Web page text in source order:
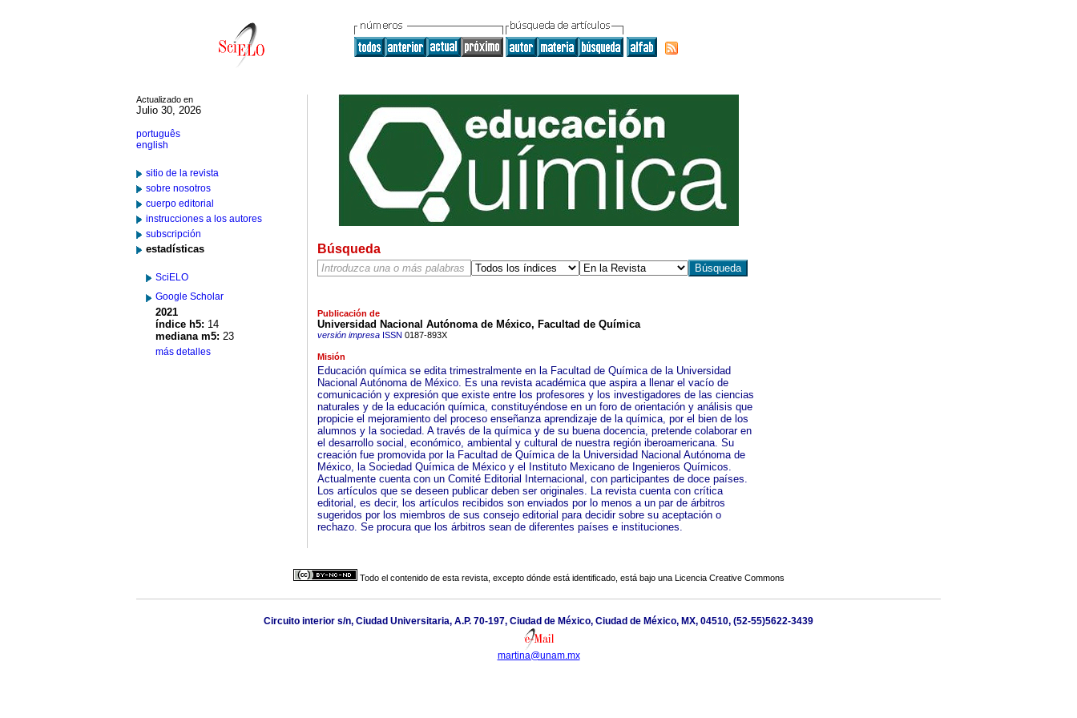
Actualizado en
Julio 30, 2026
português
english
sitio de la revista
sobre nosotros
cuerpo editorial
instrucciones a los autores
subscripción
estadísticas
SciELO
Google Scholar
2021
índice h5: 14
mediana m5: 23
más detalles
Búsqueda
Publicación de
Universidad Nacional Autónoma de México, Facultad de Química
versión impresaISSN 0187-893X
Misión
Educación química se edita trimestralmente en la Facultad de Química de la Universidad
Nacional Autónoma de México. Es una revista académica que aspira a llenar el vacío de
comunicación y expresión que existe entre los profesores y los investigadores de las ciencias
naturales y de la educación química, constituyéndose en un foro de orientación y análisis que
propicie el mejoramiento del proceso enseñanza aprendizaje de la química, por el bien de los
alumnos y la sociedad. A través de la química y de su buena docencia, pretende colaborar en
el desarrollo social, económico, ambiental y cultural de nuestra región iberoamericana. Su
creación fue promovida por la Facultad de Química de la Universidad Nacional Autónoma de
México, la Sociedad Química de México y el Instituto Mexicano de Ingenieros Químicos.
Actualmente cuenta con un Comité Editorial Internacional, con participantes de doce países.
Los artículos que se deseen publicar deben ser originales. La revista cuenta con crítica
editorial, es decir, los artículos recibidos son enviados por lo menos a un par de árbitros
sugeridos por los miembros de sus consejo editorial para decidir sobre su aceptación o
rechazo. Se procura que los árbitros sean de diferentes países e instituciones.
Todo el contenido de esta revista, excepto dónde está identificado, está bajo una Licencia Creative Commons
Circuito interior s/n, Ciudad Universitaria, A.P. 70-197, Ciudad de México, Ciudad de México, MX, 04510, (52-55)5622-3439
martina@unam.mx